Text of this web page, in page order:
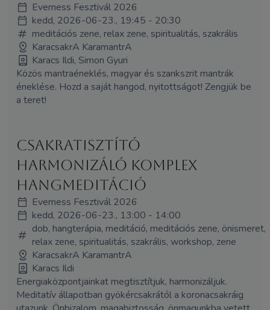
Everness Fesztivál 2026
kedd, 2026-06-23., 19:45 - 20:30
meditációs zene, relax zene, spiritualitás, szakrális
KaracsakrA KaramantrA
Karacs Ildi, Simon Gyuri
Közös mantraéneklés, magyar és szankszrit mantrák
éneklése. Hozd a saját hangod, nyitottságot! Zengjük be
a teret!
Csakratisztító
harmonizáló komplex
hangmeditáció
Everness Fesztivál 2026
kedd, 2026-06-23., 13:00 - 14:00
dob, hangterápia, meditáció, meditációs zene, önismeret,
relax zene, spiritualitás, szakrális, workshop, zene
KaracsakrA KaramantrA
Karacs Ildi
Energiaközpontjainkat megtisztítjuk, harmonizáljuk.
Meditatív állapotban gyökércsakrától a koronacsakráig